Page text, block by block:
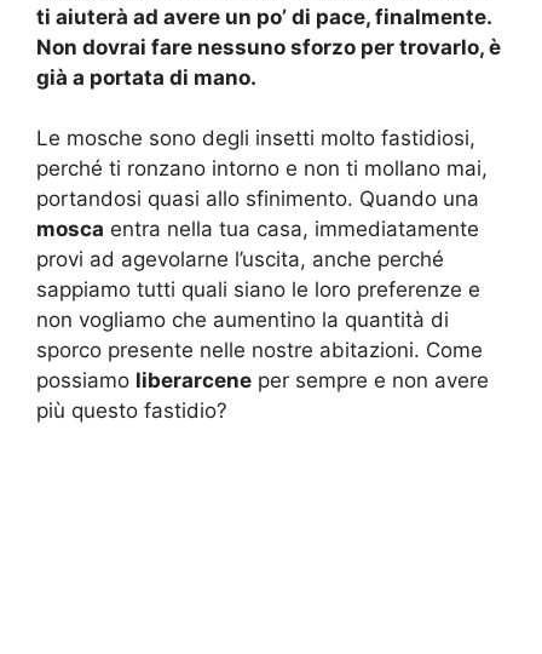
ti aiuterà ad avere un po’ di pace, finalmente.
Non dovrai fare nessuno sforzo per trovarlo, è
già a portata di mano.
Le mosche sono degli insetti molto fastidiosi,
perché ti ronzano intorno e non ti mollano mai,
portandosi quasi allo sfinimento. Quando una
mosca entra nella tua casa, immediatamente
provi ad agevolarne l’uscita, anche perché
sappiamo tutti quali siano le loro preferenze e
non vogliamo che aumentino la quantità di
sporco presente nelle nostre abitazioni. Come
possiamo liberarcene per sempre e non avere
più questo fastidio?